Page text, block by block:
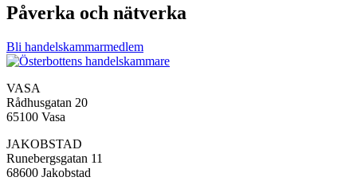
Påverka och nätverka
Bli handelskammarmedlem
VASA
Rådhusgatan 20
65100 Vasa
JAKOBSTAD
Runebergsgatan 11
68600 Jakobstad